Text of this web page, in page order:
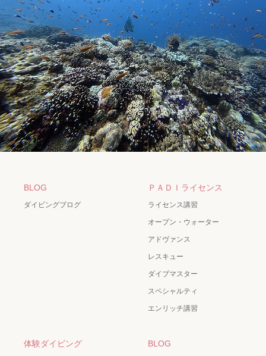
BLOG
ダイビングブログ
ＰＡＤＩライセンス
ライセンス講習
オープン・ウォーター
アドヴァンス
レスキュー
ダイブマスター
スペシャルティ
エンリッチ講習
体験ダイビング BLOG